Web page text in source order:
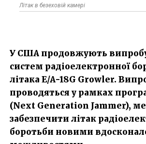
Літак в безеховій камері
У США продовжують
систем радіоелектронної
літака E/A-18G Growler.
проводяться у рамках
(Next Generation Jammer),
забезпечити літак
боротьби новими